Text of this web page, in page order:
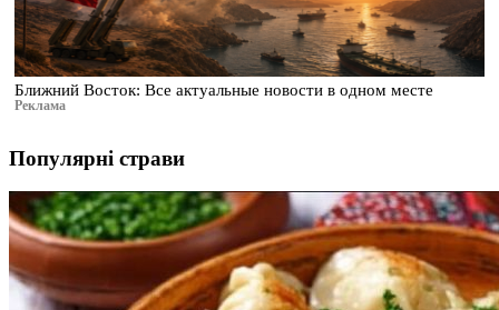
Ближний Восток: Все актуальные новости в одном месте
Реклама
Популярні страви